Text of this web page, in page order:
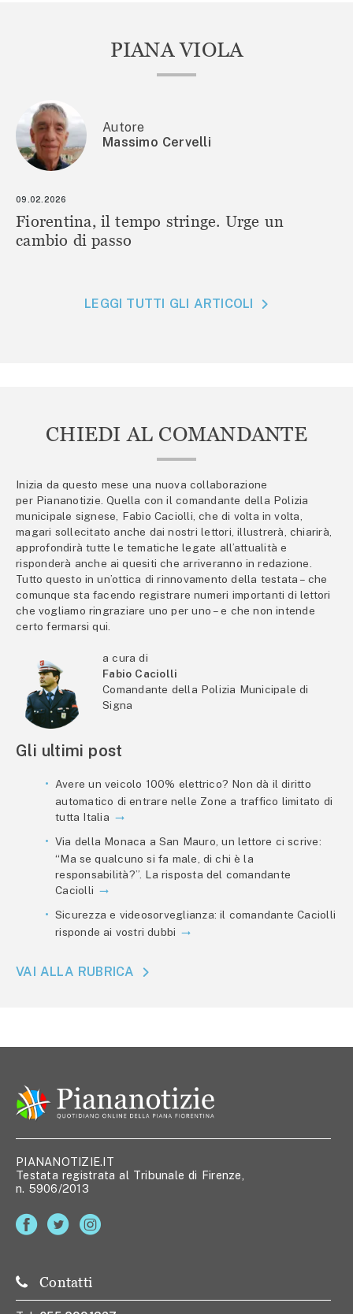
PIANA VIOLA
Autore
Massimo Cervelli
09.02.2026
Fiorentina, il tempo stringe. Urge un
cambio di passo
LEGGI TUTTI GLI ARTICOLI
CHIEDI AL COMANDANTE
Inizia da questo mese una nuova collaborazione
per Piananotizie. Quella con il comandante della Polizia
municipale signese, Fabio Caciolli, che di volta in volta,
magari sollecitato anche dai nostri lettori, illustrerà, chiarirà,
approfondirà tutte le tematiche legate all’attualità e
risponderà anche ai quesiti che arriveranno in redazione.
Tutto questo in un’ottica di rinnovamento della testata – che
comunque sta facendo registrare numeri importanti di lettori
che vogliamo ringraziare uno per uno – e che non intende
certo fermarsi qui.
a cura di
Fabio Caciolli
Comandante della Polizia Municipale di
Signa
Gli ultimi post
Avere un veicolo 100% elettrico? Non dà il diritto
automatico di entrare nelle Zone a traffico limitato di
tutta Italia
Via della Monaca a San Mauro, un lettore ci scrive:
“Ma se qualcuno si fa male, di chi è la
responsabilità?”. La risposta del comandante
Caciolli
Sicurezza e videosorveglianza: il comandante Caciolli
risponde ai vostri dubbi
VAI ALLA RUBRICA
PIANANOTIZIE.IT
Testata registrata al Tribunale di Firenze,
n. 5906/2013
Contatti